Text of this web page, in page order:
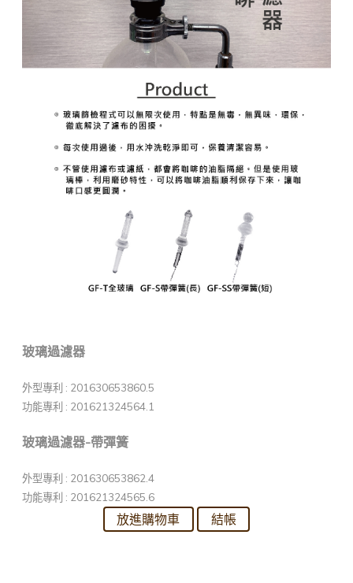
玻璃過濾器
外型專利 : 201630653860.5
功能專利 : 201621324564.1
玻璃過濾器-帶彈簧
外型專利 : 201630653862.4
功能專利 : 201621324565.6